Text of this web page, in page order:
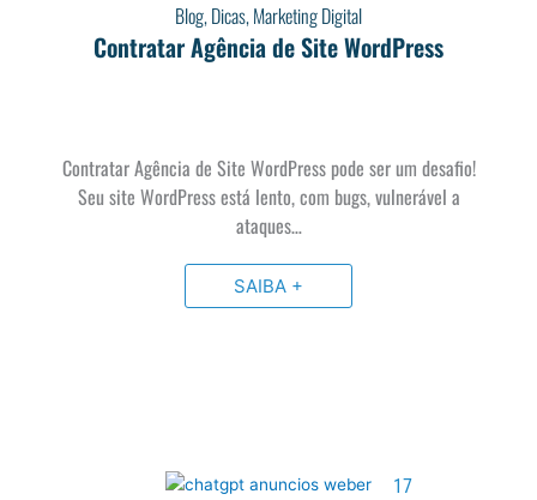
Blog,Dicas,Marketing Digital
Contratar Agência de Site WordPress
Contratar Agência de Site WordPress pode ser um desafio!
Seu site WordPress está lento, com bugs, vulnerável a
ataques…
SAIBA +
17